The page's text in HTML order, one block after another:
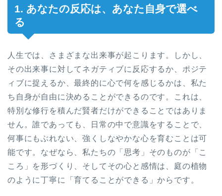
1. あなたの反応は、あなた自身で選べ
る
人生では、さまざまな出来事が起こります。しかし、
その出来事に対してネガティブに反応するか、ポジテ
ィブに捉えるか、最終的に心で何を感じるかは、私た
ち自身が自由に決めることができるのです。これは、
特別な修行を積んだ賢者だけができることではありま
せん。誰であっても、日常の中で意識をすることで、
何事にもぶれない、強くしなやかな心を育むことは可
能です。なぜなら、私たちの「思考」そのものが「こ
ころ」を形づくり、そしてその心と感情は、庭の植物
のように丁寧に「育てることができる」からです。